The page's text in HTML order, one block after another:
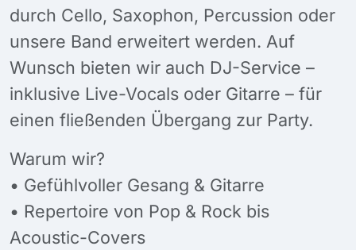
durch Cello, Saxophon, Percussion oder
unsere Band erweitert werden. Auf
Wunsch bieten wir auch DJ-Service –
inklusive Live-Vocals oder Gitarre – für
einen fließenden Übergang zur Party.
Warum wir?
• Gefühlvoller Gesang & Gitarre
• Repertoire von Pop & Rock bis
Acoustic-Covers